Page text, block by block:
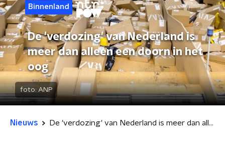
Binnenland
De 'verdozing' van Nederland is
meer dan alleen een doorn in het
oog
foto: ANP
Nieuws De 'verdozing' van Nederland is meer dan alleen een doorn in het oog